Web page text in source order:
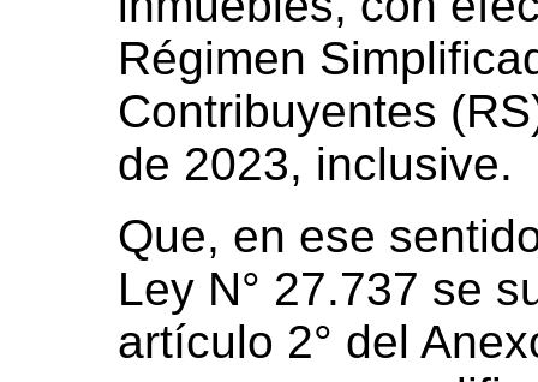
Régimen
Contribuyentes
de 2023, inclusive.
Que, en ese
Ley N° 27.737 se
artículo 2° del